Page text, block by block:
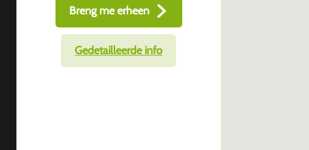
Breng me erheen
Gedetailleerde info